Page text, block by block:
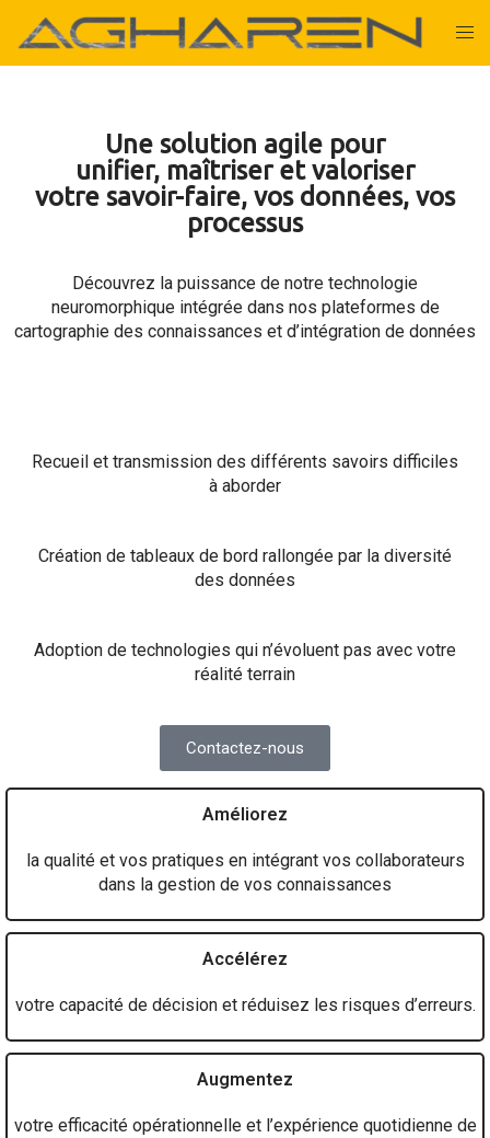
Une solution agile pour
unifier, maîtriser et valoriser
votre savoir-faire, vos données, vos
processus
Découvrez la puissance de notre technologie
neuromorphique intégrée dans nos plateformes de
cartographie des connaissances et d’intégration de données
Recueil et transmission des différents savoirs difficiles
à aborder
Création de tableaux de bord rallongée par la diversité
des données
Adoption de technologies qui n’évoluent pas avec votre
réalité terrain
Contactez-nous
Améliorez
la qualité et vos pratiques en intégrant vos collaborateurs
dans la gestion de vos connaissances
Accélérez
votre capacité de décision et réduisez les risques d’erreurs.
Augmentez
votre efficacité opérationnelle et l’expérience quotidienne de